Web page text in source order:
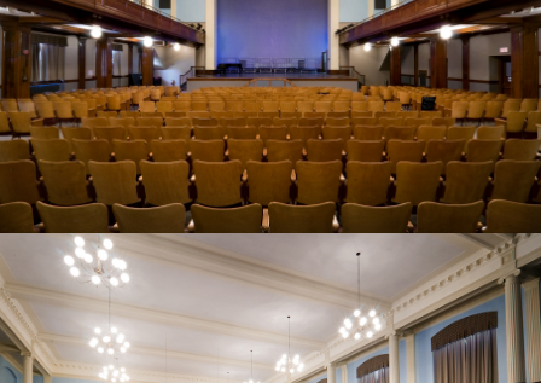
Année
2009
Contact
Éric Stein
514 393-9490 / 228
Équipe
Julia Gersovitz O.C.
Rosanne Moss
Giovanni (John) Diodati
Éric Stein